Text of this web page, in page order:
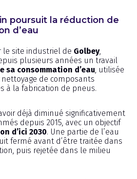
poursuit la réduction de
d’eau
le site industriel de Golbey,
plusieurs années un travail
sa consommation d’eau , utilisée
de composants
à la fabrication de pneus.
déjà diminué significativement
depuis 2015, avec un objectif
d’ici 2030. Une partie de l’eau
fermé avant d’être traitée dans
puis rejetée dans le milieu